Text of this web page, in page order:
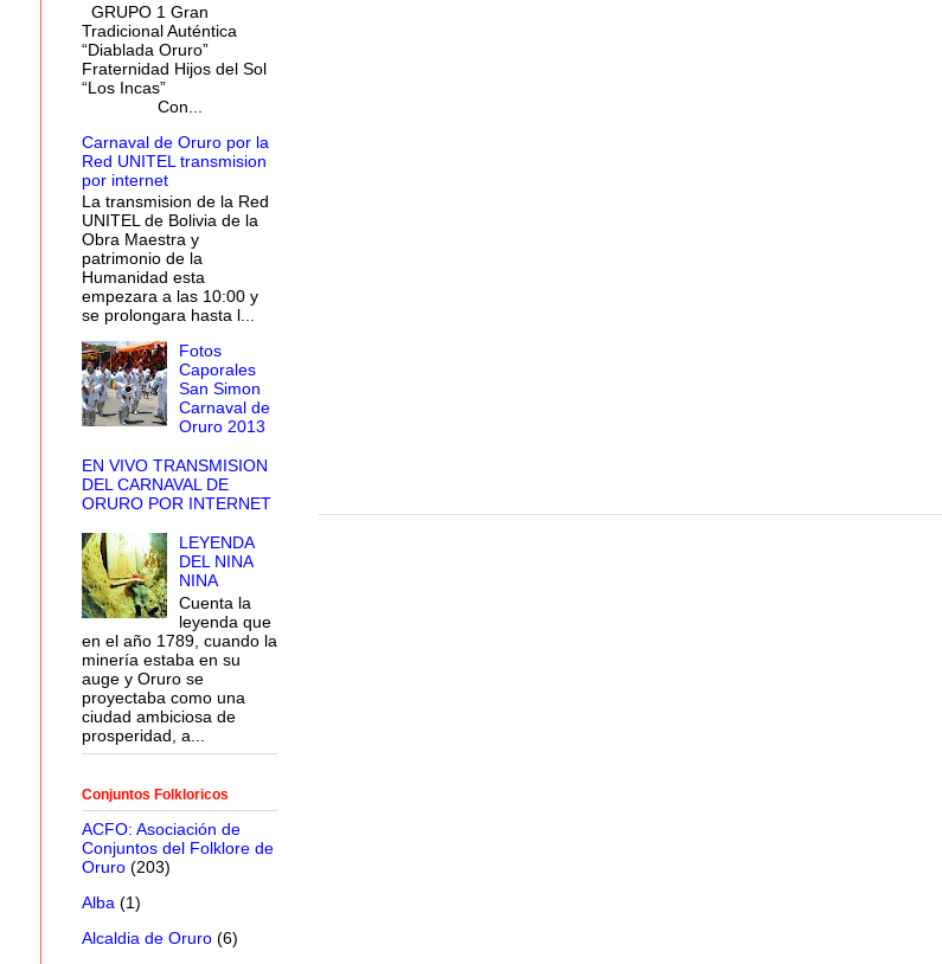
GRUPO 1 Gran
Tradicional Auténtica
“Diablada Oruro”
Fraternidad Hijos del Sol
“Los Incas”
Con...
Carnaval de Oruro por la
Red UNITEL transmision
por internet
La transmision de la Red
UNITEL de Bolivia de la
Obra Maestra y
patrimonio de la
Humanidad esta
empezara a las 10:00 y
se prolongara hasta l...
Fotos
Caporales
San Simon
Carnaval de
Oruro 2013
EN VIVO TRANSMISION
DEL CARNAVAL DE
ORURO POR INTERNET
LEYENDA
DEL NINA
NINA
Cuenta la
leyenda que
en el año 1789, cuando la
minería estaba en su
auge y Oruro se
proyectaba como una
ciudad ambiciosa de
prosperidad, a...
Conjuntos Folkloricos
ACFO: Asociación de
Conjuntos del Folklore de
Oruro (203)
Alba (1)
Alcaldia de Oruro (6)